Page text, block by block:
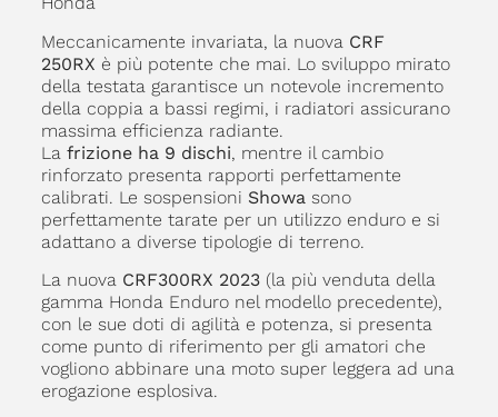
Meccanicamente invariata, la nuova CRF
250RX è più potente che mai. Lo sviluppo mirato
della testata garantisce un notevole incremento
della coppia a bassi regimi, i radiatori assicurano
massima efficienza radiante.
La frizione ha 9 dischi, mentre il cambio
rinforzato presenta rapporti perfettamente
calibrati. Le sospensioni Showa sono
perfettamente tarate per un utilizzo enduro e si
adattano a diverse tipologie di terreno.
La nuova CRF300RX 2023(la più venduta della
gamma Honda Enduro nel modello precedente),
con le sue doti di agilità e potenza, si presenta
come punto di riferimento per gli amatori che
vogliono abbinare una moto super leggera ad una
erogazione esplosiva.